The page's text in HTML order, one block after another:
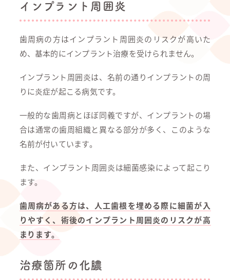
インプラント周囲炎
歯周病の方はインプラント周囲炎のリスクが高いた
め、基本的にインプラント治療を受けられません。
インプラント周囲炎は、名前の通りインプラントの周
りに炎症が起こる病気です。
一般的な歯周病とほぼ同義ですが、インプラントの場
合は通常の歯周組織と異なる部分が多く、このような
名前が付いています。
また、インプラント周囲炎は細菌感染によって起こり
ます。
歯周病がある方は、人工歯根を埋める際に細菌が入
りやすく、術後のインプラント周囲炎のリスクが高
まります。
治療箇所の化膿